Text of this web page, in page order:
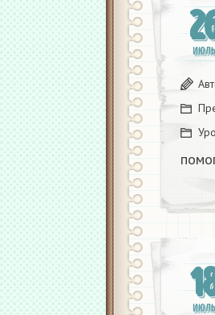
ИЮЛЬ
ИЮЛЬ